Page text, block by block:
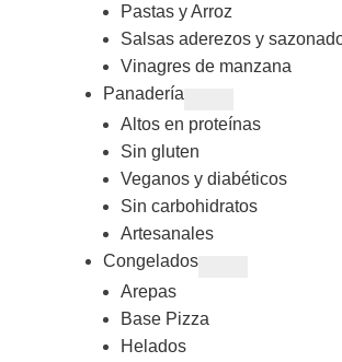
Pastas y Arroz
Salsas aderezos y
Vinagres de manzana
Panadería
Altos en proteínas
Sin gluten
Veganos y diabéticos
Sin carbohidratos
Artesanales
Congelados
Arepas
Base Pizza
Helados